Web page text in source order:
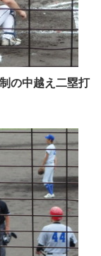
の中越え二塁打